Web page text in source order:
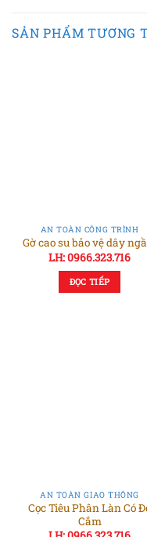
SẢN PHẨM TƯƠNG
AN TOÀN CÔNG TRÌNH
Gờ cao su bảo vệ dây
LH: 0966.323.716
ĐỌC TIẾP
AN TOÀN GIAO THÔNG
Cọc Tiêu Phân Làn Có
Cắm